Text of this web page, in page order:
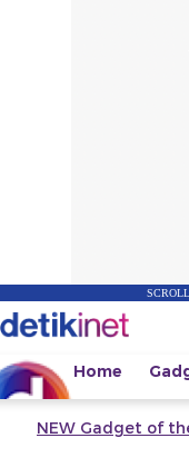
Home
NEW Gadget of